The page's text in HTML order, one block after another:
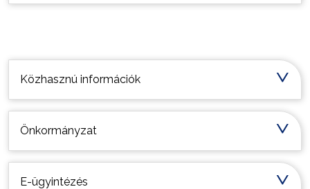
Közhasznú információk
Önkormányzat
E-ügyintézés